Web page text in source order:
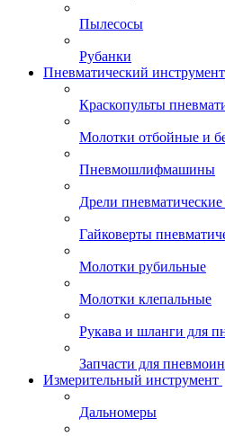
Пылесосы
Рубанки
Пневматический инструмент
Краскопульты
Молотки отбойные и
Пневмошлифмашины
Дрели
Гайковерты
Молотки рубильные
Молотки клепальные
Рукава и шланги для
Запчасти для
Измерительный инструмент
Дальномеры